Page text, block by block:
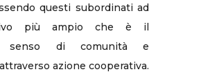
questi subordinati ad
più ampio che è il
senso di comunità e
azione cooperativa.